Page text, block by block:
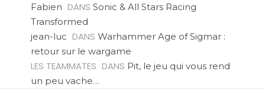
Fabien DANS Sonic & All Stars Racing
Transformed
jean-luc DANS Warhammer Age of Sigmar :
retour sur le wargame
LES TEAMMATES DANS Pit, le jeu qui vous rend
un peu vache…